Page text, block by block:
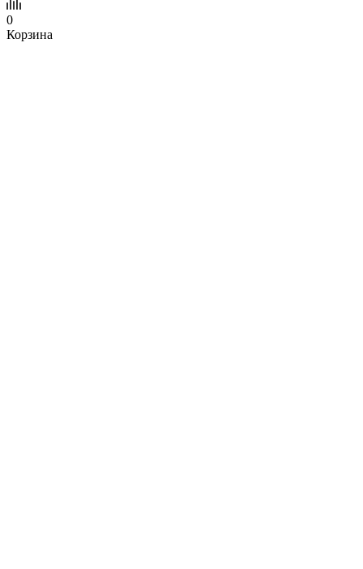
0
Корзина